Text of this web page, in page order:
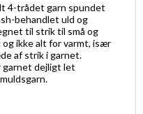
4-trådet garn spundet
behandlet uld og
til strik til små og
ikke alt for varmt, især
af strik i garnet.
garnet dejligt let